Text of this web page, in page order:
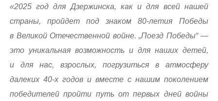
«2025 год для Дзержинска, как и для всей нашей
страны, пройдет под знаком 80-летия Победы
в Великой Отечественной войне. „Поезд Победы“ —
это уникальная возможность и для наших детей,
и для нас, взрослых, погрузиться в атмосферу
далеких 40-х годов и вместе с нашим поколением
победителей пройти путь от первых дней войны